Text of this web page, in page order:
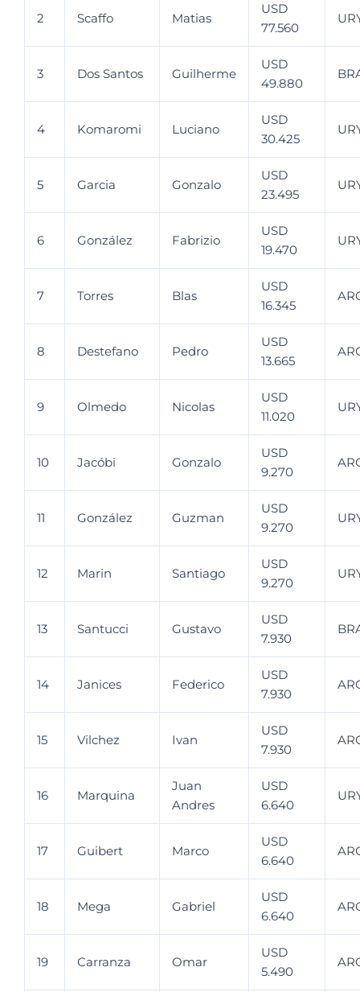
2 Scaffo Matias
USD
77.560
3 Dos Santos Guilherme
USD
49.880
4 Komaromi Luciano
USD
30.425
5 Garcia Gonzalo
USD
23.495
6 González Fabrizio
USD
19.470
7 Torres Blas
USD
16.345
8 Destefano Pedro
USD
13.665
9 Olmedo Nicolas
USD
11.020
10 Jacóbi Gonzalo
USD
9.270
11 González Guzman
USD
9.270
12 Marin Santiago
USD
9.270
13 Santucci Gustavo
USD
7.930
14 Janices Federico
USD
7.930
15 Vilchez Ivan
USD
7.930
16 Marquina
Juan
Andres
USD
6.640
17 Guibert Marco
USD
6.640
18 Mega Gabriel
USD
6.640
19 Carranza Omar
USD
5.490